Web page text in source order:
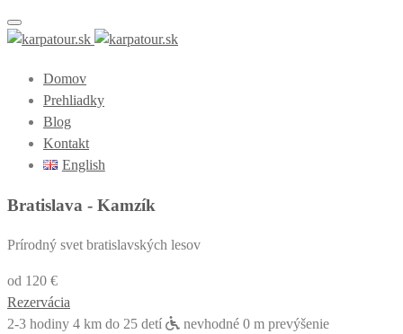
Toggle navigation
Domov
Prehliadky
Blog
Kontakt
English
Bratislava - Kamzík
Prírodný svet bratislavských lesov
od 120 €
Rezervácia
2-3 hodiny 4 km do 25 detí nevhodné 0 m prevýšenie